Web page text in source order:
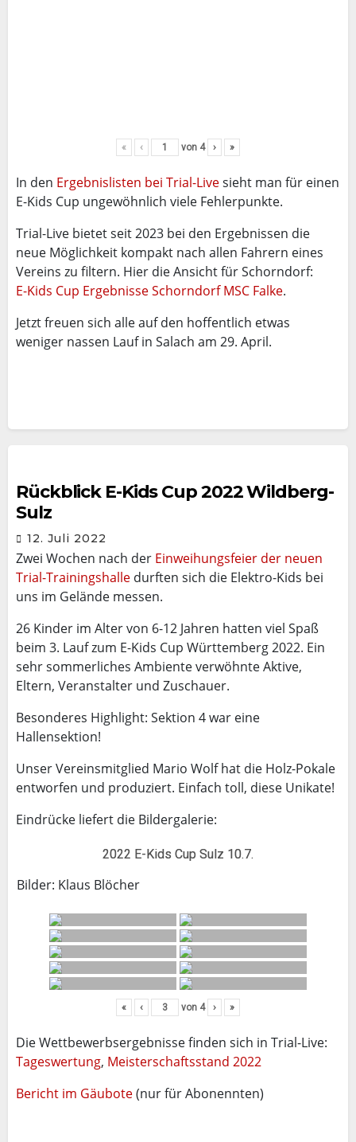
« ‹ von 4 › »
In den Ergebnislisten bei Trial-Livesieht man für einen
E-Kids Cup ungewöhnlich viele Fehlerpunkte.
Trial-Live bietet seit 2023 bei den Ergebnissen die
neue Möglichkeit kompakt nach allen Fahrern eines
Vereins zu filtern. Hier die Ansicht für Schorndorf:
E-Kids Cup Ergebnisse Schorndorf MSC Falke.
Jetzt freuen sich alle auf den hoffentlich etwas
weniger nassen Lauf in Salach am 29. April.
Rückblick E-Kids Cup 2022 Wildberg-
Sulz
12. Juli 2022
Zwei Wochen nach der Einweihungsfeier der neuen
Trial-Trainingshalle durften sich die Elektro-Kids bei
uns im Gelände messen.
26 Kinder im Alter von 6-12 Jahren hatten viel Spaß
beim 3. Lauf zum E-Kids Cup Württemberg 2022. Ein
sehr sommerliches Ambiente verwöhnte Aktive,
Eltern, Veranstalter und Zuschauer.
Besonderes Highlight: Sektion 4 war eine
Hallensektion!
Unser Vereinsmitglied Mario Wolf hat die Holz-Pokale
entworfen und produziert. Einfach toll, diese Unikate!
Eindrücke liefert die Bildergalerie:
2022 E-Kids Cup Sulz 10.7.
Bilder: Klaus Blöcher
« ‹ von 4 › »
Die Wettbewerbsergebnisse finden sich in Trial-Live:
Tageswertung, Meisterschaftsstand 2022
Bericht im Gäubote(nur für Abonennten)